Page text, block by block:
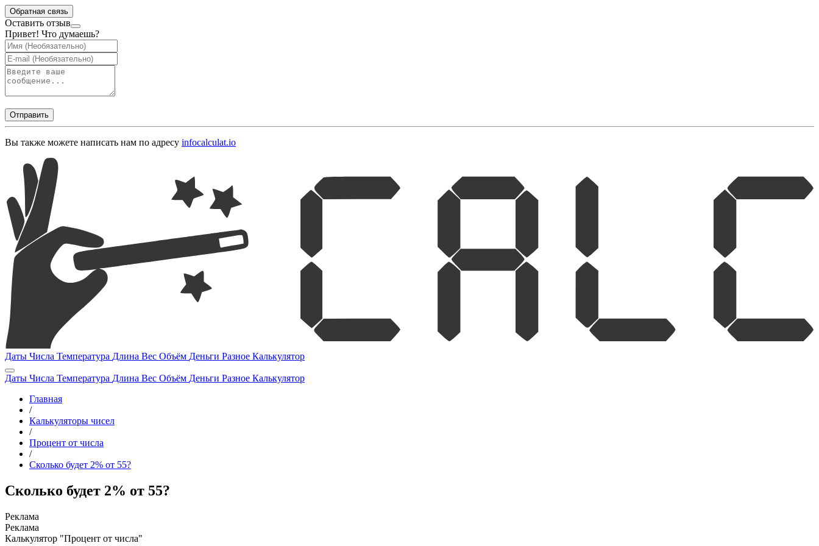
Обратная связь
Оставить отзыв
Привет! Что думаешь?
Отправить
Вы также можете написать нам по адресу infocalculat.io
Даты Числа Температура Длина Вес Объём Деньги Разное Калькулятор
Даты Числа Температура Длина Вес Объём Деньги Разное Калькулятор
Главная
/
Калькуляторы чисел
/
Процент от числа
/
Сколько будет 2% от 55?
Сколько будет 2% от 55?
Калькулятор "Процент от числа"